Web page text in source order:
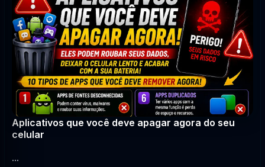
Aplicativos que você deve apagar agora do seu
celular
...